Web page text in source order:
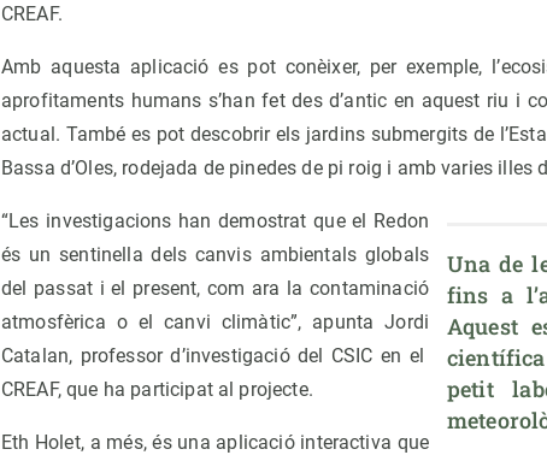
CREAF.
Amb aquesta aplicació es pot conèixer, per exemple,
aprofitaments humans s’han fet des d’antic en aquest riu i
actual. També es pot descobrir els jardins submergits de
Bassa d’Oles, rodejada de pinedes de pi roig i amb varies illes
Una de
fins a
Aquest
científica
petit
“Les investigacions han demostrat que el Redon
és un sentinella dels canvis ambientals globals
del passat i el present, com ara la contaminació
atmosfèrica o el canvi climàtic”, apunta Jordi
Catalan, professor d’investigació del CSIC en el
CREAF, que ha participat al projecte.
Eth Holet, a més, és una aplicació interactiva que